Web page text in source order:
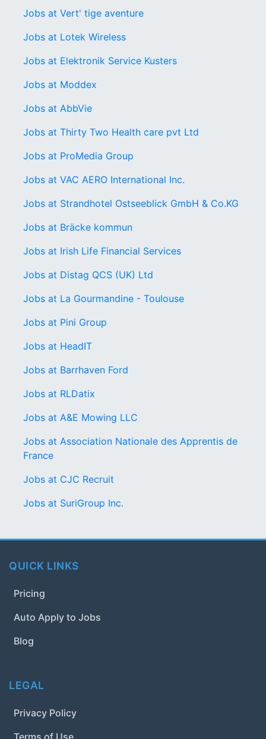
Jobs at Vert' tige aventure
Jobs at Lotek Wireless
Jobs at Elektronik Service Kusters
Jobs at Moddex
Jobs at AbbVie
Jobs at Thirty Two Health care pvt Ltd
Jobs at ProMedia Group
Jobs at VAC AERO International Inc.
Jobs at Strandhotel Ostseeblick GmbH & Co.KG
Jobs at Bräcke kommun
Jobs at Irish Life Financial Services
Jobs at Distag QCS (UK) Ltd
Jobs at La Gourmandine - Toulouse
Jobs at Pini Group
Jobs at HeadIT
Jobs at Barrhaven Ford
Jobs at RLDatix
Jobs at A&E Mowing LLC
Jobs at Association Nationale des Apprentis de
France
Jobs at CJC Recruit
Jobs at SuriGroup Inc.
QUICK LINKS
Pricing
Auto Apply to Jobs
Blog
LEGAL
Privacy Policy
Terms of Use